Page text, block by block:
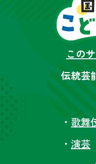
この
伝統芸
歌舞
演芸